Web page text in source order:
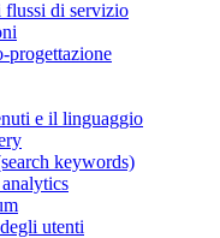
flussi di servizio
progettazione
e il linguaggio
keywords)
utenti